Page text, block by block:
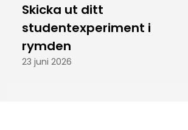
Skicka ut ditt
studentexperiment i
rymden
23 juni 2026